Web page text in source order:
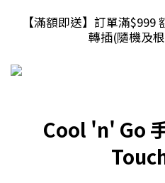
【滿額即送】訂單滿$499
充電器 ; 滿$699 再送 AA/
存
轉插(隨機及
【香港地區】滿HK$240
HK$20；【澳門地區】滿
【滿額即送】訂單滿$499
充電器 ; 滿$699 再送 AA/
存
Cool 'n' Go